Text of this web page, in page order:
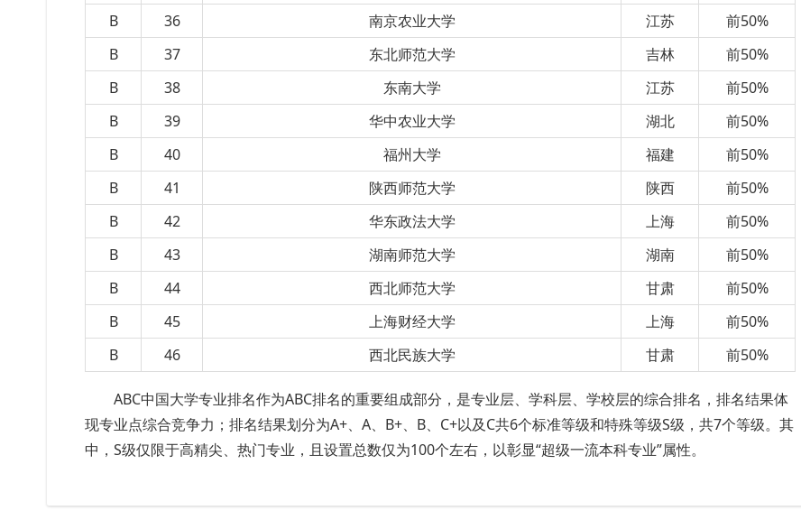
B
36 南京农业大学 江苏
前50%
B
37 东北师范大学 吉林
前50%
B
38 东南大学 江苏
前50%
B
39 华中农业大学 湖北
前50%
B
40 福州大学 福建
前50%
B
41 陕西师范大学 陕西
前50%
B
42 华东政法大学 上海
前50%
B
43 湖南师范大学 湖南
前50%
B
44 西北师范大学 甘肃
前50%
B
45 上海财经大学 上海
前50%
B
46 西北民族大学 甘肃 前50%
ABC中国大学专业排名作为ABC排名的重要组成部分，是专业层、学科层、学校层的综合排名，排名结果体
现专业点综合竞争力；排名结果划分为A+、A、B+、B、C+以及C共6个标准等级和特殊等级S级，共7个等级。其
中，S级仅限于高精尖、热门专业，且设置总数仅为100个左右，以彰显“超级一流本科专业”属性。